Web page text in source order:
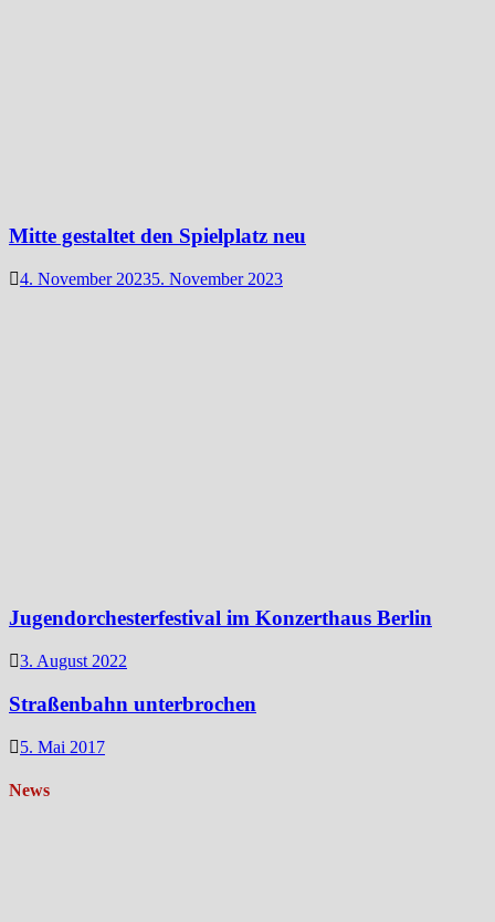
Mitte gestaltet den Spielplatz neu
4. November 20235. November 2023
Jugendorchesterfestival im Konzerthaus Berlin
3. August 2022
Straßenbahn unterbrochen
5. Mai 2017
News